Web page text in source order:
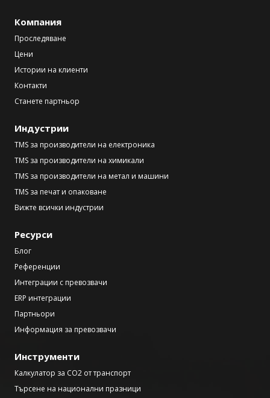
Компания
Проследяване
Цени
Истории на клиенти
Контакти
Станете партньор
Индустрии
TMS за производители на електроника
TMS за производители на химикали
TMS за производители на метал и машини
TMS за печат и опаковане
Вижте всички индустрии
Ресурси
Блог
Референции
Интеграции с превозвачи
ERP интеграции
Партньори
Информация за превозвачи
Инструменти
Калкулатор за CO2 от транспорт
Търсене на национални празници